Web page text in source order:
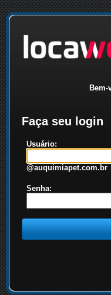
Bem-
Faça seu login
Usuário:
@auquimiapet.com.br
Senha: